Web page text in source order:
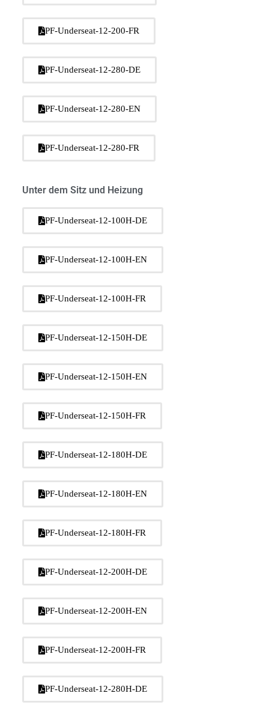
PF-Underseat-12-200-FR
PF-Underseat-12-280-DE
PF-Underseat-12-280-EN
PF-Underseat-12-280-FR
Unter dem Sitz und Heizung
PF-Underseat-12-100H-DE
PF-Underseat-12-100H-EN
PF-Underseat-12-100H-FR
PF-Underseat-12-150H-DE
PF-Underseat-12-150H-EN
PF-Underseat-12-150H-FR
PF-Underseat-12-180H-DE
PF-Underseat-12-180H-EN
PF-Underseat-12-180H-FR
PF-Underseat-12-200H-DE
PF-Underseat-12-200H-EN
PF-Underseat-12-200H-FR
PF-Underseat-12-280H-DE